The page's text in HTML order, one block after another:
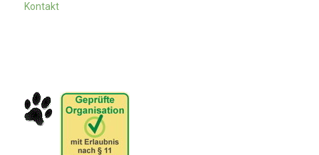
Kontakt